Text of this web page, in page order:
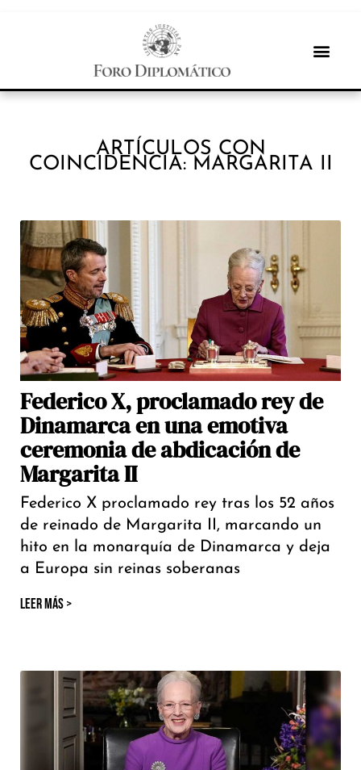
ARTÍCULOS CON
COINCIDENCIA: MARGARITA II
Federico X, proclamado rey de
Dinamarca en una emotiva
ceremonia de abdicación de
Margarita II
Federico X proclamado rey tras los 52 años
de reinado de Margarita II, marcando un
hito en la monarquía de Dinamarca y deja
a Europa sin reinas soberanas
LEER MÁS >